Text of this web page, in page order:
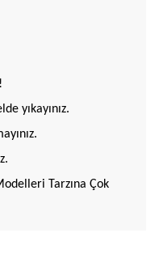
yıkayınız.
Tarzına Çok